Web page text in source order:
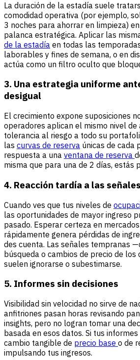
La duración de la estadía suele
comodidad operativa (por ejemplo,
3 noches para ahorrar en limpieza)
palanca estratégica. Aplicar las
de la estadía en todas las
laborables y fines de semana, o en
actúa como un filtro oculto que
3. Una estrategia uniforme
desigual
El crecimiento expone suposiciones
operadores aplican el mismo nivel de
tolerancia al riesgo a todo su
las curvas de reserva únicas de cada
respuesta a una ventana de reserva
misma que para una de 2 días, estás
4. Reacción tardía a las
Cuando ves que tus niveles de
las oportunidades de mayor ingreso
pasado. Esperar certeza en
rápidamente genera pérdidas de
des cuenta. Las señales tempranas
búsqueda o cambios de precio de
suelen ignorarse o subestimarse.
5. Informes sin decisiones
Visibilidad sin velocidad no sirve de
anfitriones pasan horas revisando
insights, pero no logran tomar una
basada en esos datos. Si tus
cambio tangible de precio base o de
impulsando tus ingresos.